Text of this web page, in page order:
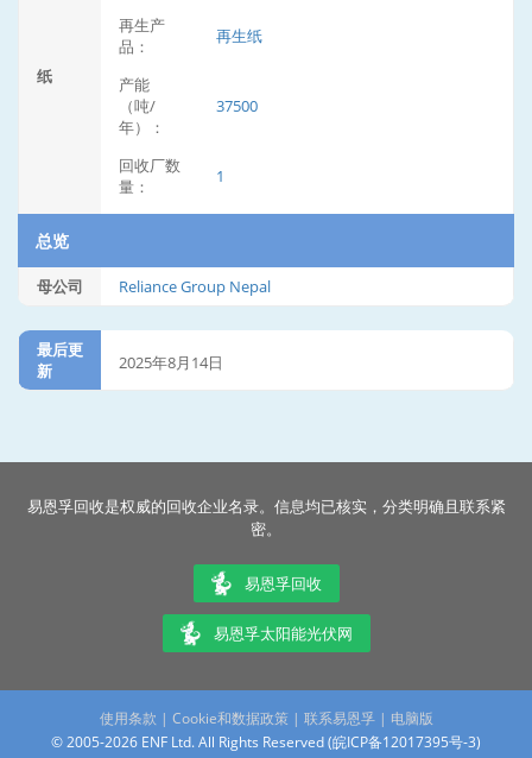
纸
再生产
品：
再生纸
产能
（吨/
年）：
37500
回收厂数
量：
1
总览
母公司 Reliance Group Nepal
最后更
新
2025年8月14日
易恩孚回收是权威的回收企业名录。信息均已核实，分类明确且联系紧
密。
易恩孚回收
易恩孚太阳能光伏网
使用条款 | Cookie和数据政策| 联系易恩孚 | 电脑版
© 2005-2026 ENF Ltd. All Rights Reserved (皖ICP备12017395号-3)